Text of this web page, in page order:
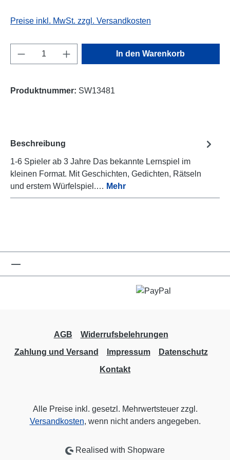
Preise inkl. MwSt. zzgl. Versandkosten
Produkt Anzahl: Gib den gewünschten
In den Warenkorb
Produktnummer: SW13481
Beschreibung
1-6 Spieler ab 3 Jahre Das bekannte Lernspiel im
kleinen Format. Mit Geschichten, Gedichten, Rätseln
und erstem Würfelspiel.… Mehr
AGB
Widerrufsbelehrungen
Zahlung und Versand
Impressum
Datenschutz
Kontakt
Alle Preise inkl. gesetzl. Mehrwertsteuer zzgl.
Versandkosten, wenn nicht anders angegeben.
Realised with Shopware